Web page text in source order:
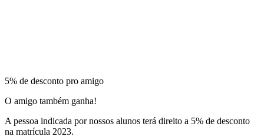
5% de desconto pro amigo
O amigo também ganha!
A pessoa indicada por nossos alunos terá direito a 5% de desconto
na matrícula 2023.